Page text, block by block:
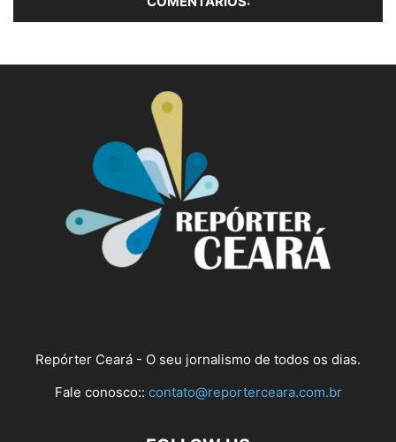
Repórter Ceará - O seu jornalismo de todos os dias.
Fale conosco:: contato@reporterceara.com.br